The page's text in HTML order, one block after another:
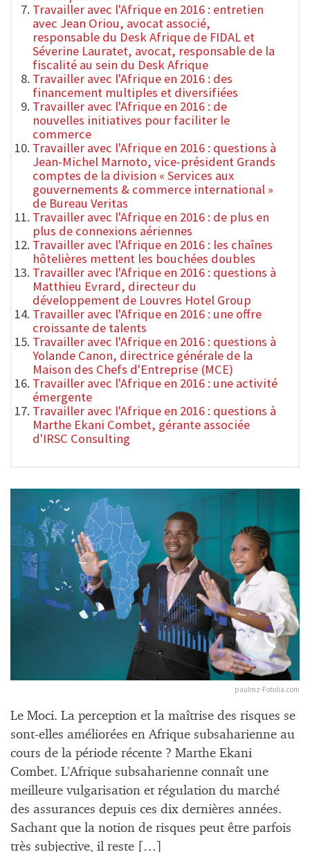
Travailler avec l'Afrique en 2016 : entretien
avec Jean Oriou, avocat associé,
responsable du Desk Afrique de FIDAL et
Séverine Lauratet, avocat, responsable de la
fiscalité au sein du Desk Afrique
Travailler avec l'Afrique en 2016 : des
financement multiples et diversifiées
Travailler avec l'Afrique en 2016 : de
nouvelles initiatives pour faciliter le
commerce
Travailler avec l'Afrique en 2016 : questions à
Jean-Michel Marnoto, vice-président Grands
comptes de la division « Services aux
gouvernements & commerce international »
de Bureau Veritas
Travailler avec l'Afrique en 2016 : de plus en
plus de connexions aériennes
Travailler avec l'Afrique en 2016 : les chaînes
hôtelières mettent les bouchées doubles
Travailler avec l'Afrique en 2016 : questions à
Matthieu Evrard, directeur du
développement de Louvres Hotel Group
Travailler avec l'Afrique en 2016 : une offre
croissante de talents
Travailler avec l'Afrique en 2016 : questions à
Yolande Canon, directrice générale de la
Maison des Chefs d'Entreprise (MCE)
Travailler avec l'Afrique en 2016 : une activité
émergente
Travailler avec l'Afrique en 2016 : questions à
Marthe Ekani Combet, gérante associée
d'IRSC Consulting
paulmz-Fotolia.com
Le Moci. La perception et la maîtrise des risques se
sont-elles améliorées en Afrique subsaharienne au
cours de la période récente ? Marthe Ekani
Combet. L’Afrique subsaharienne connaît une
meilleure vulgarisation et régulation du marché
des assurances depuis ces dix dernières années.
Sachant que la notion de risques peut être parfois
très subjective, il reste […]